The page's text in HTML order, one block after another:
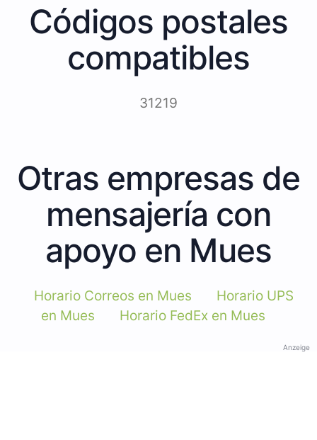
Códigos postales
compatibles
31219
Otras empresas de
mensajería con
apoyo en Mues
Horario Correos en Mues
Horario UPS
en Mues
Horario FedEx en Mues
Anzeige